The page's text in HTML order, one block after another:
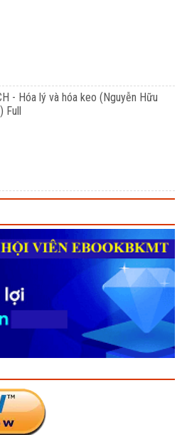
- Hóa lý và hóa keo (Nguyễn Hữu
Full